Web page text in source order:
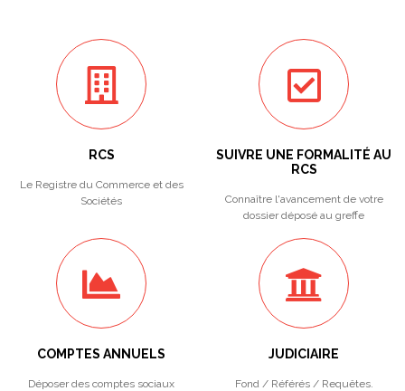
RCS
Le Registre du Commerce et des
Sociétés
SUIVRE UNE FORMALITÉ AU
RCS
Connaître l'avancement de votre
dossier déposé au greffe
COMPTES ANNUELS
Déposer des comptes sociaux
JUDICIAIRE
Fond / Référés / Requêtes.